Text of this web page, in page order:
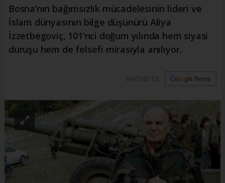
Bosna’nın bağımsızlık mücadelesinin lideri ve
İslam dünyasının bilge düşünürü Aliya
İzzetbegoviç, 101'nci doğum yılında hem siyasi
duruşu hem de felsefi mirasıyla anılıyor.